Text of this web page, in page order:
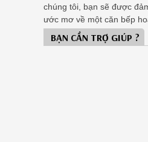
chúng tôi, bạn sẽ được
ước mơ về một căn bếp
BẠN CẦN TRỢ GIÚP ?